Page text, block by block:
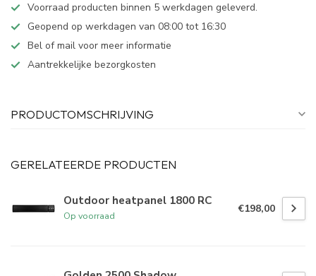
Voorraad producten binnen 5 werkdagen geleverd.
Geopend op werkdagen van 08:00 tot 16:30
Bel of mail voor meer informatie
Aantrekkelijke bezorgkosten
PRODUCTOMSCHRIJVING
GERELATEERDE PRODUCTEN
Outdoor heatpanel 1800 RC
Op voorraad
€198,00